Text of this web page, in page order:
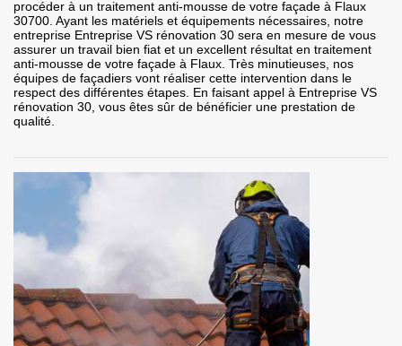
procéder à un traitement anti-mousse de votre façade à Flaux
30700. Ayant les matériels et équipements nécessaires, notre
entreprise Entreprise VS rénovation 30 sera en mesure de vous
assurer un travail bien fiat et un excellent résultat en traitement
anti-mousse de votre façade à Flaux. Très minutieuses, nos
équipes de façadiers vont réaliser cette intervention dans le
respect des différentes étapes. En faisant appel à Entreprise VS
rénovation 30, vous êtes sûr de bénéficier une prestation de
qualité.